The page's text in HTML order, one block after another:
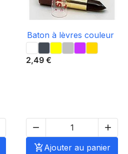
Baton à lèvres couleur
2,49 €


Ajouter au panier